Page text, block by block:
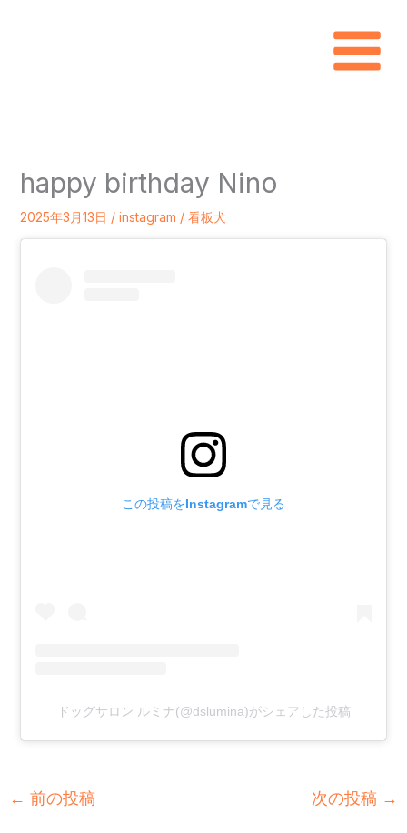
happy birthday Nino
2025年3月13日 / instagram / 看板犬
この投稿をInstagramで見る
ドッグサロン ルミナ(@dslumina)がシェアした投稿
← 前の投稿 次の投稿 →